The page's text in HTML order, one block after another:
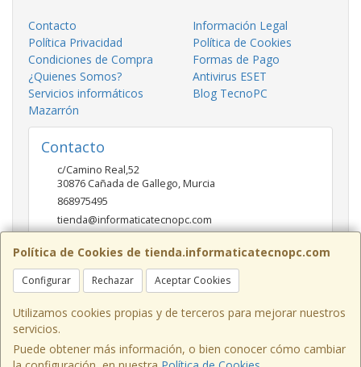
Política de Cookies de tienda.informaticatecnopc.com
Configurar Rechazar Aceptar Cookies
Utilizamos cookies propias y de terceros para mejorar nuestros
servicios.
Puede obtener más información, o bien conocer cómo cambiar
Contacto
Información Legal
Política Privacidad
Política de Cookies
Condiciones de Compra
Formas de Pago
¿Quienes Somos?
Antivirus ESET
Servicios informáticos
Mazarrón
Blog TecnoPC
Contacto
c/Camino Real,52
30876 Cañada de Gallego,Murcia
868975495
tienda@informaticatecnopc.com
Horario
9:00-14:00 15:00-19:30
c/Camino Real,52, 30876, Murcia, España. - C.I.F.: 23283452T - Tfno: